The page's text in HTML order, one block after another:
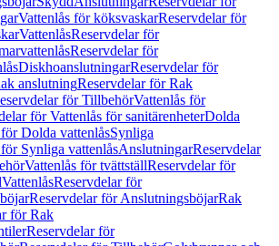
Vattenlås för köksvaskarReservdelar för
VattenlåsReservdelar för
Reservdelar för
DiskhoanslutningarReservdelar för
anslutningReservdelar för Rak
för TillbehörVattenlås för
för Vattenlås för sanitärenheterDolda
Dolda vattenlåsSynliga
Synliga vattenlåsAnslutningarReservdelar
Vattenlås för tvättställReservdelar för
VattenlåsReservdelar för
Reservdelar för AnslutningsböjarRak
för Rak
Reservdelar för